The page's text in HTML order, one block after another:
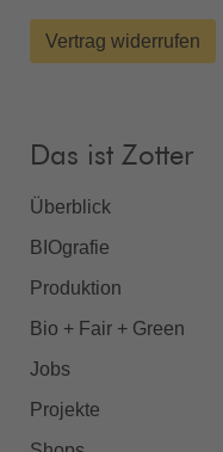
Vertrag widerrufen
Das ist Zotter
Überblick
BIOgrafie
Produktion
Bio + Fair + Green
Jobs
Projekte